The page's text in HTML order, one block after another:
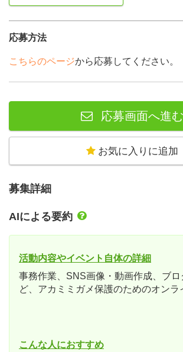
応募方法
こちらのページから応募してください。
応募画面へ進む
お気に入りに追加
募集詳細
AIによる要約
活動内容やイベント自体の詳細
事務作業、SNS画像・動画作成、ブロ
ど、アカミミガメ保護のためのオンラ
こんな人におすすめ